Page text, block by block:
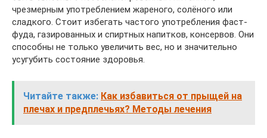
чрезмерным употреблением жареного, солёного или
сладкого. Стоит избегать частого употребления фаст-
фуда, газированных и спиртных напитков, консервов. Они
способны не только увеличить вес, но и значительно
усугубить состояние здоровья.
Читайте также: Как избавиться от прыщей на
плечах и предплечьях? Методы лечения